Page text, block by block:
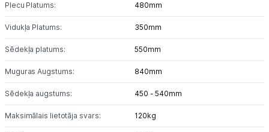
Plecu Platums: 480mm
Vidukļa Platums: 350mm
Sēdekļa platums: 550mm
Muguras Augstums: 840mm
Sēdekļa augstums: 450 - 540mm
Maksimālais lietotāja svars: 120kg